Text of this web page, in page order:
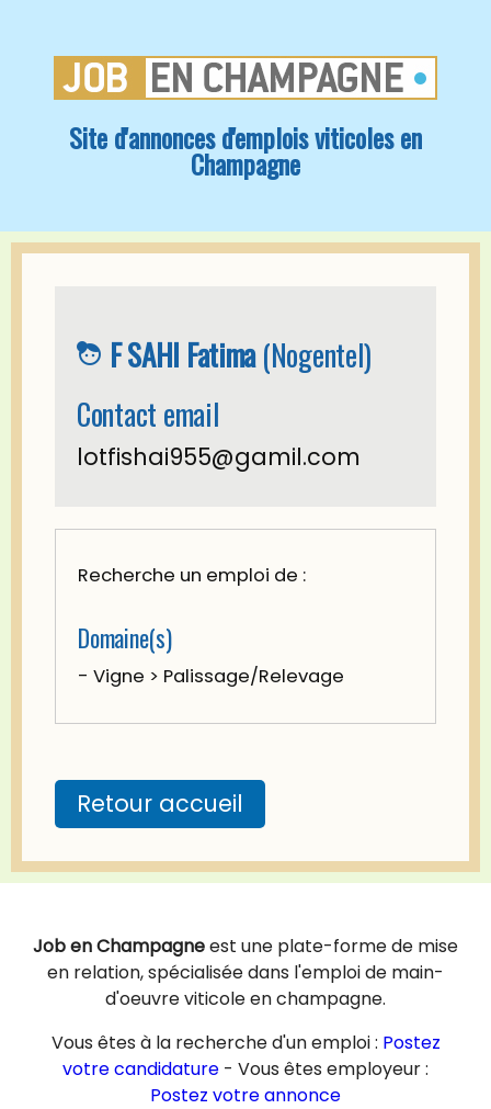
Site d'annonces d'emplois viticoles en
Champagne
face_4 F SAHI Fatima(Nogentel)
Contact email
lotfishai955@gamil.com
Recherche un emploi de :
Domaine(s)
- Vigne > Palissage/Relevage
Retour accueil
Job en Champagneest une plate-forme de mise
en relation, spécialisée dans l'emploi de main-
d'oeuvre viticole en champagne.
Vous êtes à la recherche d'un emploi : Postez
votre candidature - Vous êtes employeur :
Postez votre annonce